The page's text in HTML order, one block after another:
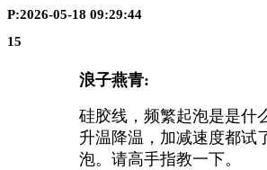
P:2026-05-18 09:29:44
15
浪子燕青:
硅胶线，频繁起泡是是什
升温降温，加减速度都试
泡。请高手指教一下。